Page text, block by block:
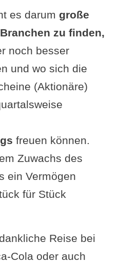
es darum große
zu finden,
noch besser
und wo sich die
(Aktionäre)
freuen können.
Zuwachs des
ein Vermögen
für Stück
Reise bei
Cola oder auch